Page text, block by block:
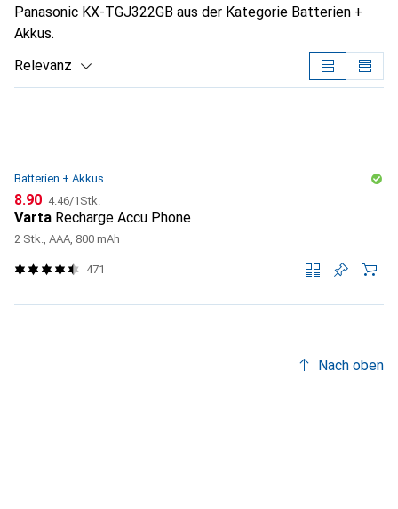
Panasonic KX-TGJ322GB aus der Kategorie Batterien +
Akkus.
Relevanz
Batterien + Akkus
CHF
8.90 CHF
4.46/1Stk.
Varta Recharge Accu Phone
2 Stk., AAA, 800 mAh
471
Nach oben